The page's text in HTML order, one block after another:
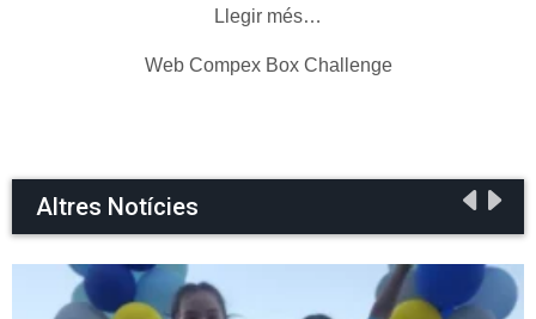
Llegir més…
Web Compex Box Challenge
Altres Notícies